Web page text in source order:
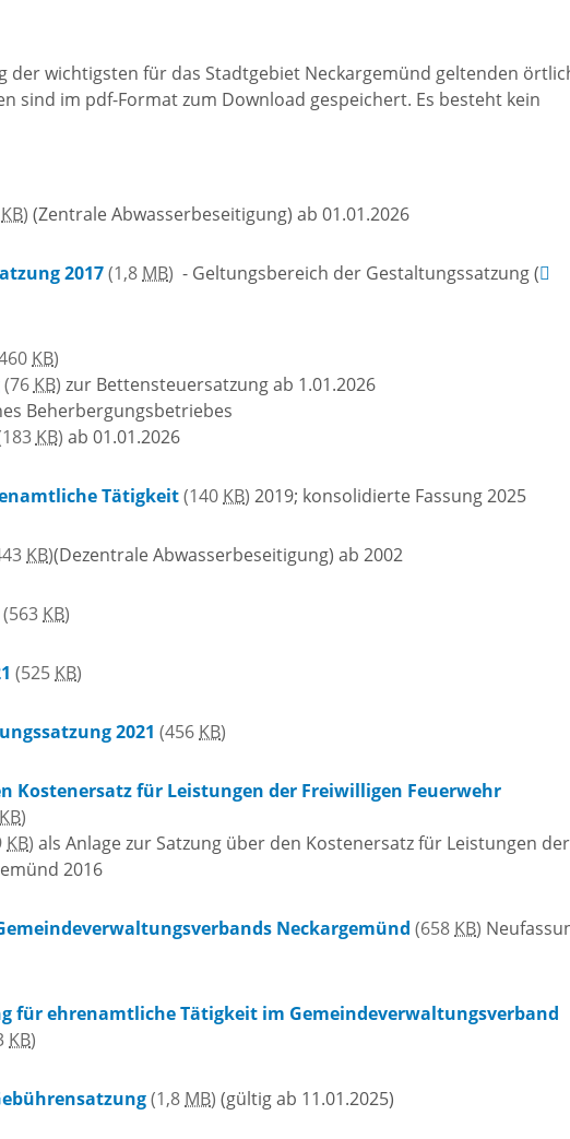
Kultur-Haltepunkt
Altes Rathaus
Vereine
Veranstaltungen
Freizeitangebot
Radfahren /
Ausflugstipps
Freizeit und Sport
Freizeit und
Sommer-
Ferienprogramm
Freizeit und
Sommer-
Altstadt
Sinnenpfad
Kooperationen
Die Burgenstraße
der wichtigsten für das Stadtgebiet Neckargemünd geltenden
sind im pdf-Format zum Download gespeichert. Es besteht kein
KB) (Zentrale Abwasserbeseitigung) ab 01.01.2026
2017(1,8 MB) - Geltungsbereich der Gestaltungssatzung (
KB)
(76 KB) zur Bettensteuersatzung ab 1.01.2026
Beherbergungsbetriebes
KB) ab 01.01.2026
Tätigkeit(140 KB) 2019; konsolidierte Fassung 2025
KB)(Dezentrale Abwasserbeseitigung) ab 2002
(563 KB)
(525 KB)
2021 (456 KB)
Kostenersatz für Leistungen der Freiwilligen Feuerwehr
KB)
KB) als Anlage zur Satzung über den Kostenersatz für Leistungen der
2016
Neckargemünd (658 KB)
für ehrenamtliche Tätigkeit im Gemeindeverwaltungsverband
KB)
(1,8 MB) (gültig ab 11.01.2025)